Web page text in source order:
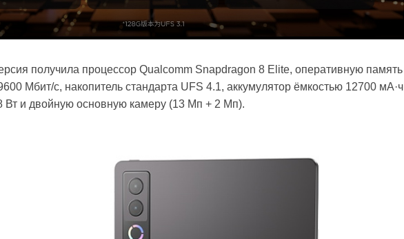
получила процессор Qualcomm Snapdragon 8 Elite, оперативную память
Мбит/с, накопитель стандарта UFS 4.1, аккумулятор ёмкостью 12700 мА·ч
Вт и двойную основную камеру (13 Мп + 2 Мп).